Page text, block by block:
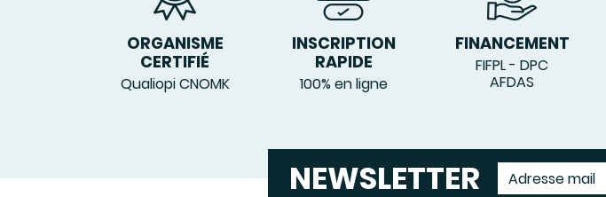
ORGANISME
CERTIFIÉ
Qualiopi CNOMK
INSCRIPTION
RAPIDE
100% en ligne
FINANCEMENT
FIFPL - DPC
AFDAS
NEWSLETTER